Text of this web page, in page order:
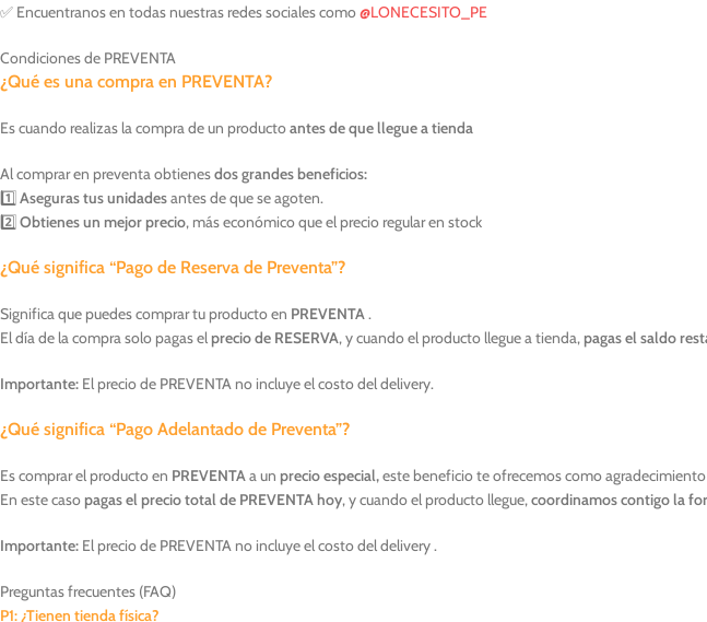
✅ Encuentranos en todas nuestras redes sociales como@LONECESITO_PE
Condiciones de PREVENTA
¿Qué es una compra en PREVENTA?
Es cuando realizas la compra de un productoantes de que llegue a tienda
Al comprar en preventa obtienesdos grandes beneficios:
1️⃣ Aseguras tus unidadesantes de que se agoten.
2️⃣ Obtienes un mejor precio, más económico que el precio regular en stock
¿Qué significa “Pago de Reserva de Preventa”?
Significa que puedes comprar tu producto en PREVENTA.
El día de la compra solo pagas elprecio de RESERVA, y cuando el producto llegue a tienda,pagas el saldo
Importante: El precio de PREVENTA no incluye el costo del delivery.
¿Qué significa “Pago Adelantado de Preventa”?
Es comprar el producto en PREVENTAa un precio especial,este beneficio te ofrecemos como
En este casopagas el precio total de PREVENTA hoy, y cuando el producto llegue,coordinamos contigo la
Importante: El precio de PREVENTA no incluye el costo del delivery .
Preguntas frecuentes (FAQ)
P1: ¿Tienen tienda física?